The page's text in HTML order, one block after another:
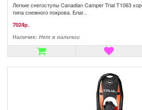
Легкие снегоступы Canadian Camper Trial T1063
типа снежного покрова. Благ..
7024р.
Наличие: Нет в наличии